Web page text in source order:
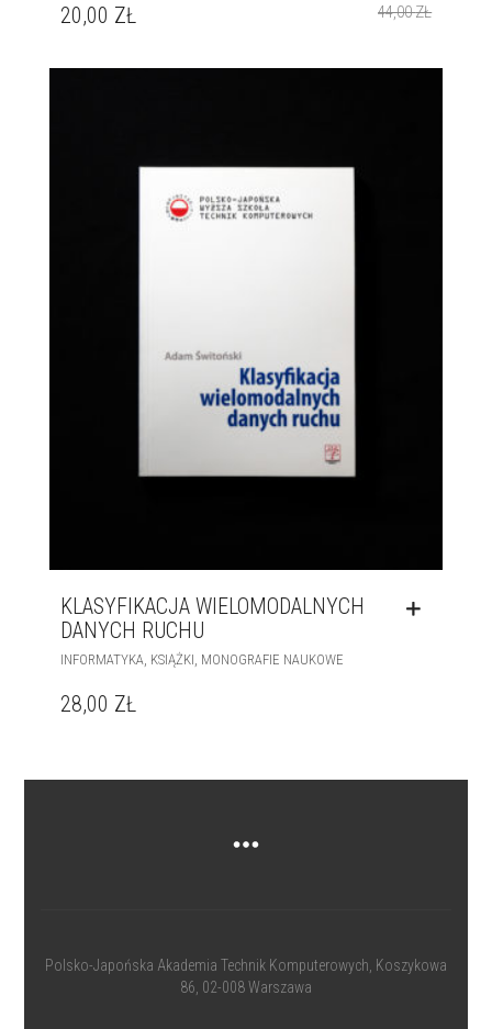
44,00ZŁ
20,00 ZŁ
KLASYFIKACJA WIELOMODALNYCH
DANYCH RUCHU
INFORMATYKA KSIĄŻKI MONOGRAFIE NAUKOWE
28,00 ZŁ
Polsko-Japońska Akademia Technik Komputerowych , Koszykowa
86, 02-008 Warszawa